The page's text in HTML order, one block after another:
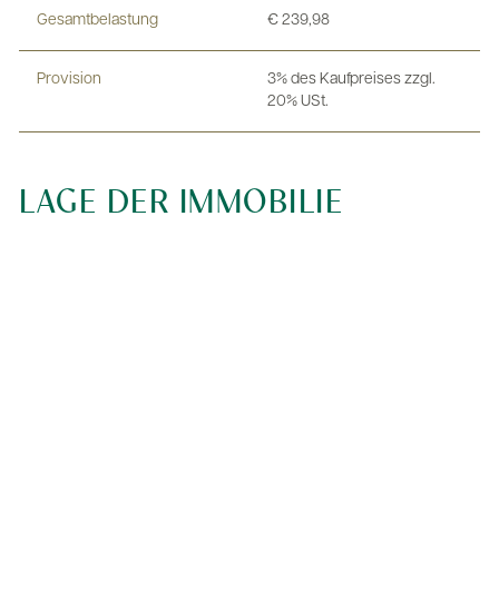
Gesamtbelastung € 239,98
Provision
3% des Kaufpreises zzgl.
20% USt.
LAGE DER IMMOBILIE